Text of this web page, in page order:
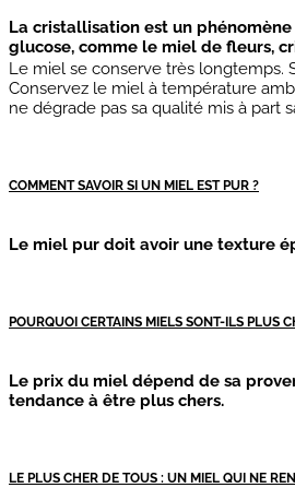
La cristallisation est un
glucose, comme le miel de fleurs,
Le miel se conserve très longtemps.
Conservez le miel à température
ne dégrade pas sa qualité mis à part
COMMENT SAVOIR SI UN MIEL EST PUR ?
Le miel pur doit avoir une texture
POURQUOI CERTAINS MIELS SONT-ILS PLUS
Le prix du miel dépend de sa
tendance à être plus chers.
LE PLUS CHER DE TOUS : UN MIEL QUI NE